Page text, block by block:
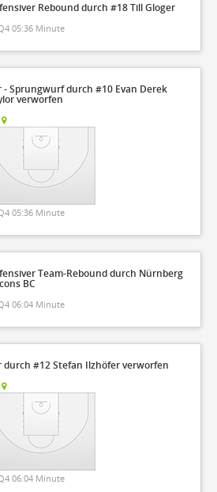
Rebound durch #18 Till Gloger
05:36 Minute
- Sprungwurf durch #10 Evan Derek
verworfen
05:36 Minute
Team-Rebound durch Nürnberg
BC
06:04 Minute
durch #12 Stefan Ilzhöfer verworfen
06:04 Minute